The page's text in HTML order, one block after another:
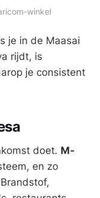
winkel
je in de Maasai
rijdt, is
je consistent
doet. M-
en zo